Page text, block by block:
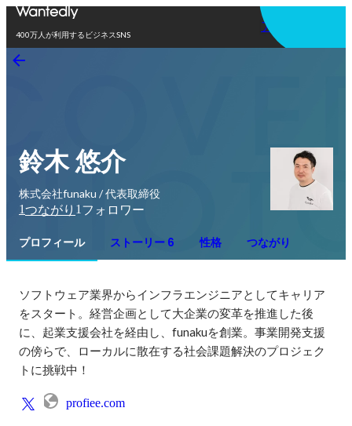
400万人が利用するビジネスSNS
アプリを使う
鈴木 悠介
株式会社funaku / 代表取締役
1つながり 1 フォロワー
プロフィール ストーリー 6 性格 つながり
ソフトウェア業界からインフラエンジニアとしてキャリア
をスタート。経営企画として大企業の変革を推進した後
に、起業支援会社を経由し、funakuを創業。事業開発支援
の傍らで、ローカルに散在する社会課題解決のプロジェク
トに挑戦中！
profiee.com